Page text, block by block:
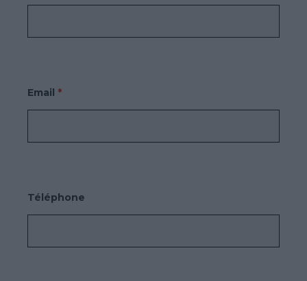
Email *
Téléphone